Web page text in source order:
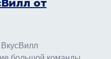
от